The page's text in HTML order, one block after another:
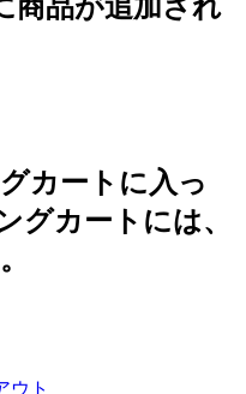
商品が追加され
カートに入っ
グカートには、
ウト